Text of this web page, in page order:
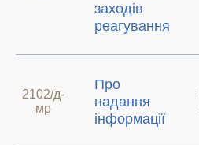
заходів
реагування
2102/д-
мр
Про
надання
інформації